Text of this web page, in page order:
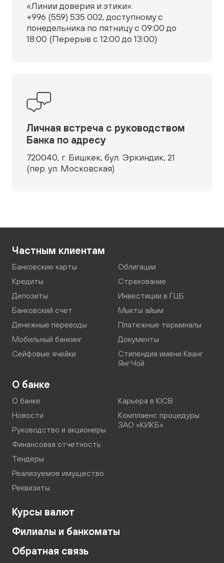
«Линии доверия и этики»:
+996 (559) 535 002, доступному с
понедельника по пятницу с 09:00 до
18:00 (Перерыв с 12:00 до 13:00)
Личная встреча с руководством
Банка по адресу
720040, г. Бишкек, бул. Эркиндик, 21
(пер. ул. Московская)
Частным клиентам
Банковские карты
Кредиты
Депозиты
Банковский счет
Денежные переводы
Мобильный банкинг
Сейфовые ячейки
Облигации
Страхование
Инвестиции в ГЦБ
Мыкты айым
Платежные терминалы
Документы
Стипендия имени Кванг
Янг Чой
О банке
О банке
Новости
Руководство и акционеры
Финансовая отчетность
Тендеры
Реализуемое имущество
Реквизиты
Карьера в KICB
Комплаенс процедуры
ЗАО «КИКБ»
Курсы валют
Филиалы и банкоматы
Обратная связь